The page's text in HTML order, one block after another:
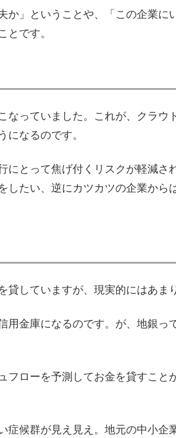
」ということや、「この企業に
とです。
っていました。これが、クラウ
になるのです。
とって焦げ付くリスクが軽減さ
たい、逆にカツカツの企業から
していますが、現実的にはあま
金庫になるのです。が、地銀っ
ローを予測してお金を貸すこと
候群が見え見え。地元の中小企